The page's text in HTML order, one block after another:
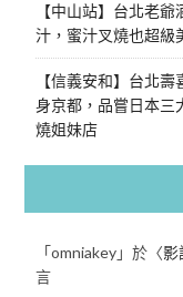
【中山站】台北老
汁，蜜汁叉燒也超級
【信義安和】台北
身京都，品嘗日本三
燒姐妹店
「omniakey」於〈影
言